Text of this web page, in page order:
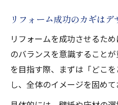
建て替えよりリフ
リフォームと建て
おしゃれリフォー
リフォーム成功のカギは
リフォームを成功させるた
のバランスを意識すること
を目指す際、まずは「どこ
し、全体のイメージを固めて